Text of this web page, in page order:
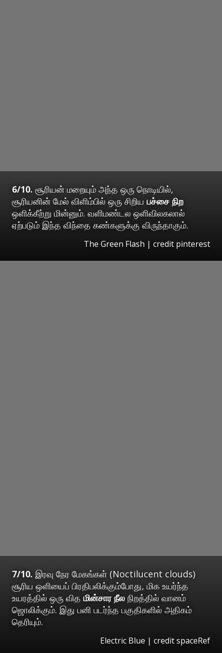
6/10. சூரியன் மறையும் அந்த ஒரு நொடியில்,
சூரியனின் மேல் விளிம்பில் ஒரு சிறிய பச்சை நிற
ஒளிக்கீற்று மின்னும். வளிமண்டல ஒளிவிலகலால்
ஏற்படும் இந்த விந்தை கண்களுக்கு விருந்தாகும்.
The Green Flash | credit pinterest
7/10. இரவு நேர மேகங்கள் (Noctilucent clouds)
சூரிய ஒளியைப் பிரதிபலிக்கும்போது, மிக உயர்ந்த
உயரத்தில் ஒரு வித மின்சார நீல நிறத்தில் வானம்
ஜொலிக்கும். இது பனி படர்ந்த பகுதிகளில் அதிகம்
தெரியும்.
Electric Blue | credit spaceRef